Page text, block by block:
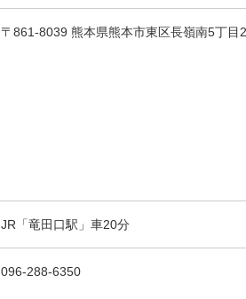
〒861-8039 熊本県熊本市東区長嶺南5丁目
JR「竜田口駅」車20分
096-288-6350